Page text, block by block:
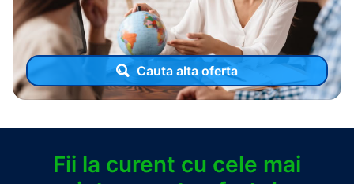
Cauta alta oferta
Fii la curent cu cele mai